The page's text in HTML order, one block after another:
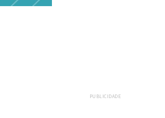
PUBLICIDADE